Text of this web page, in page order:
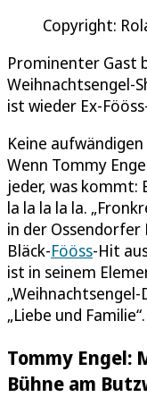
Copyright:
Prominenter Gast
Weihnachtsengel-
ist wieder Ex-
Keine
Wenn Tommy
jeder, was kommt:
la la la la la.
in der
Bläck-Fööss-Hit
ist in seinem
„Weihnachtsengel-
„Liebe und Familie“.
Tommy Engel:
Bühne am